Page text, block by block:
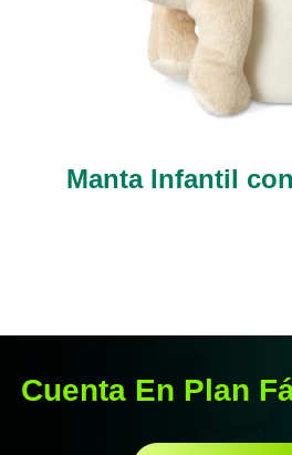
Manta Infantil
Cuenta En Plan